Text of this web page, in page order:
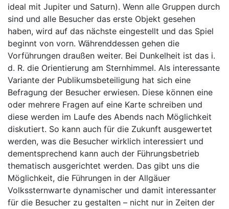
ideal mit Jupiter und Saturn). Wenn alle Gruppen durch
sind und alle Besucher das erste Objekt gesehen
haben, wird auf das nächste eingestellt und das Spiel
beginnt von vorn. Währenddessen gehen die
Vorführungen draußen weiter. Bei Dunkelheit ist das i.
d. R. die Orientierung am Sternhimmel. Als interessante
Variante der Publikumsbeteiligung hat sich eine
Befragung der Besucher erwiesen. Diese können eine
oder mehrere Fragen auf eine Karte schreiben und
diese werden im Laufe des Abends nach Möglichkeit
diskutiert. So kann auch für die Zukunft ausgewertet
werden, was die Besucher wirklich interessiert und
dementsprechend kann auch der Führungsbetrieb
thematisch ausgerichtet werden. Das gibt uns die
Möglichkeit, die Führungen in der Allgäuer
Volkssternwarte dynamischer und damit interessanter
für die Besucher zu gestalten – nicht nur in Zeiten der